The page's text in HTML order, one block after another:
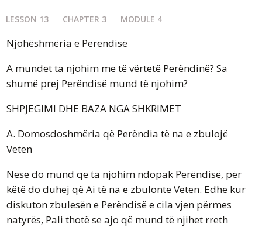
LESSON 13 CHAPTER 3 MODULE 4
Njohëshmëria e Perëndisë
A mundet ta njohim me të vërtetë Perëndinë? Sa
shumë prej Perëndisë mund të njohim?
SHPJEGIMI DHE BAZA NGA SHKRIMET
A. Domosdoshmëria që Perëndia të na e zbulojë
Veten
Nëse do mund që ta njohim ndopak Perëndisë, për
këtë do duhej që Ai të na e zbulonte Veten. Edhe kur
diskuton zbulesën e Perëndisë e cila vjen përmes
natyrës, Pali thotë se ajo që mund të njihet rreth